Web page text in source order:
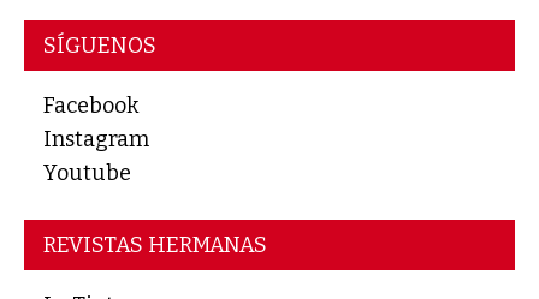
SÍGUENOS
Facebook
Instagram
Youtube
REVISTAS HERMANAS